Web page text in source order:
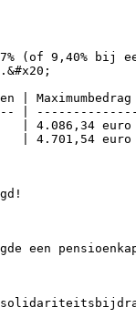
(of 9,40% bij
|
|
| 4.086,34
| 4.701,54
een